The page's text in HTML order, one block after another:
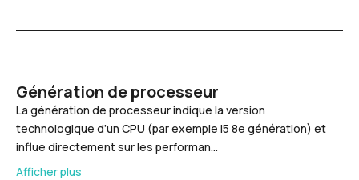
Génération de processeur
La génération de processeur indique la version
technologique d’un CPU (par exemple i5 8e génération) et
influe directement sur les performan…
Afficher plus